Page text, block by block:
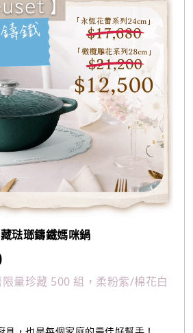
琺瑯鑄鐵媽咪鍋
量珍藏 500 組，柔粉紫/棉花白